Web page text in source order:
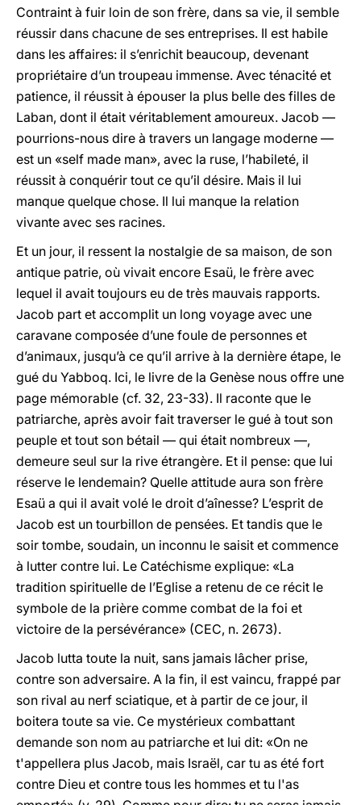
Contraint à fuir loin de son frère, dans sa vie, il semble
réussir dans chacune de ses entreprises. Il est habile
dans les affaires: il s’enrichit beaucoup, devenant
propriétaire d’un troupeau immense. Avec ténacité et
patience, il réussit à épouser la plus belle des filles de
Laban, dont il était véritablement amoureux. Jacob —
pourrions-nous dire à travers un langage moderne —
est un «self made man», avec la ruse, l’habileté, il
réussit à conquérir tout ce qu’il désire. Mais il lui
manque quelque chose. Il lui manque la relation
vivante avec ses racines.
Et un jour, il ressent la nostalgie de sa maison, de son
antique patrie, où vivait encore Esaü, le frère avec
lequel il avait toujours eu de très mauvais rapports.
Jacob part et accomplit un long voyage avec une
caravane composée d’une foule de personnes et
d’animaux, jusqu’à ce qu’il arrive à la dernière étape, le
gué du Yabboq. Ici, le livre de la Genèse nous offre une
page mémorable (cf. 32, 23-33). Il raconte que le
patriarche, après avoir fait traverser le gué à tout son
peuple et tout son bétail — qui était nombreux —,
demeure seul sur la rive étrangère. Et il pense: que lui
réserve le lendemain? Quelle attitude aura son frère
Esaü a qui il avait volé le droit d’aînesse? L’esprit de
Jacob est un tourbillon de pensées. Et tandis que le
soir tombe, soudain, un inconnu le saisit et commence
à lutter contre lui. Le Catéchisme explique: «La
tradition spirituelle de l’Eglise a retenu de ce récit le
symbole de la prière comme combat de la foi et
victoire de la persévérance» (CEC, n. 2673).
Jacob lutta toute la nuit, sans jamais lâcher prise,
contre son adversaire. A la fin, il est vaincu, frappé par
son rival au nerf sciatique, et à partir de ce jour, il
boitera toute sa vie. Ce mystérieux combattant
demande son nom au patriarche et lui dit: «On ne
t'appellera plus Jacob, mais Israël, car tu as été fort
contre Dieu et contre tous les hommes et tu l'as